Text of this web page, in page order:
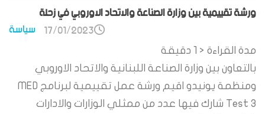
ورشة تقييمية بين وزارة الصناعة والاتحاد الاوروبي في زحلة
سياسة 17/01/2023
مدة القراءة < 1
دقيقة
بالتعاون بين وزارة الصناعة اللبنانية والاتحاد الاوروبي
ومنظمة يونيدو اقيم ورشة عمل تقييمية لبرنامج MED
Test 3 شارك فيها عدد من ممثلي الوزارات والادارات